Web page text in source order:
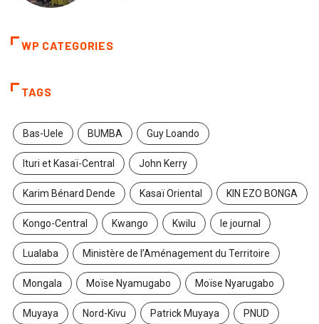
WP CATEGORIES
TAGS
Bas-Uele BUMBA Guy Loando
Ituri et Kasaï-Central John Kerry
Karim Bénard Dende Kasaï Oriental KIN EZO BONGA
Kongo-Central Kwango Kwilu le journal
Lualaba Ministère de l’Aménagement du Territoire
Mongala Moïse Nyamugabo Moïse Nyarugabo
Muyaya Nord-Kivu Patrick Muyaya PNUD